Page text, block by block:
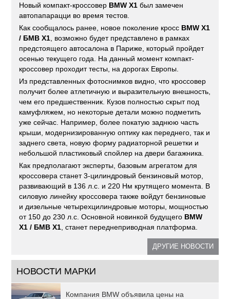
Новый компакт-кроссовер BMW X1 был замечен
автопапарацци во время тестов.
Как сообщалось ранее, новое поколение кросс BMW X1
/ БМВ X1 , возможно будет представлено в рамках
предстоящего автосалона в Париже, который пройдет
осенью текущего года. На данный момент компакт-
кросcовер проходит тесты, на дорогах Европы.
Из представленных фотоснимков видно, что кроссовер
получит более атлетичную и выразительную внешность,
чем его предшественник. Кузов полностью скрыт под
камуфляжем, но некоторые детали можно подметить
уже сейчас. Например, более покатую заднюю часть
крыши, модернизированную оптику как переднего, так и
заднего света, новую форму радиаторной решетки и
небольшой пластиковый спойлер на двери багажника.
Как предполагают эксперты, базовым агрегатом для
кроссовера станет 3-цилиндровый бензиновый мотор,
развивающий в 136 л.с. и 220 Нм крутящего момента. В
силовую линейку кроссовера также войдут бензиновые
и дизельные четырехцилиндровые моторы, мощностью
от 150 до 230 л.с. Основной новинкой будущего BMW
X1 / БМВ X1 , станет переднеприводная платформа.
ДРУГИЕ НОВОСТИ
НОВОСТИ МАРКИ
Компания BMW объявила цены на